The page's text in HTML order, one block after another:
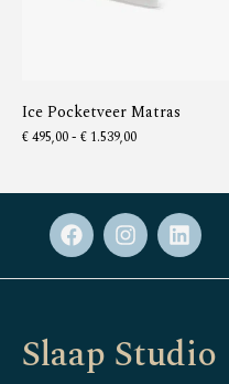
Ice Pocketveer Matras
€495,00- €1.539,00
Slaap Studio